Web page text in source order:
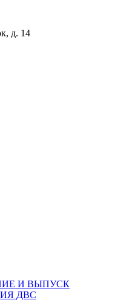
д. 14
И ВЫПУСК
ДВС